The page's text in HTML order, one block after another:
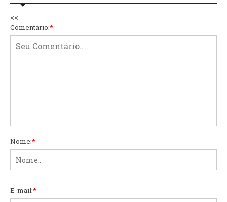
<<
Comentário:*
Nome:*
E-mail:*